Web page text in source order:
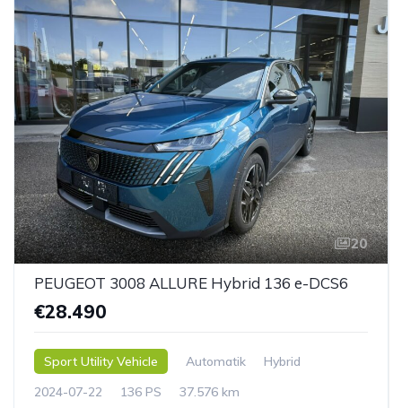
20
PEUGEOT 3008 ALLURE Hybrid 136 e-DCS6
€28.490
Sport Utility Vehicle Automatik
Hybrid
2024-07-22
136 PS 37.576 km